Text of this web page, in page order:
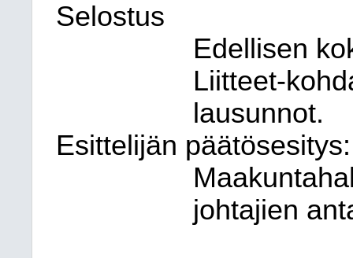
Selostus
Edellisen
Liitteet-
lausunnot.
Esittelijän päätösesitys:
johtajien